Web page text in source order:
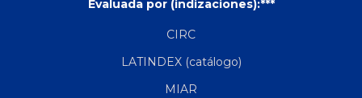
Evaluada por (indizaciones):***
CIRC
LATINDEX (catálogo)
MIAR